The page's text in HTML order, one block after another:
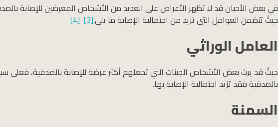
في بعض الأحيان قد لا تظهر الأعراض على العديد من الأشخاص المعرضين للإصابة
حيثُ تتضمن العوامل التي تزيد من احتمالية الإصابة ما يلي:[3]
[4]
العامل الوراثي
حيثُ قد يرث بعض الأشخاص الجينات التي تجعلهم أكثر عرضة للإصابة بالصدفية، فعلى
بالصدفية فقد تزيد احتمالية الإصابة بها.
السمنة